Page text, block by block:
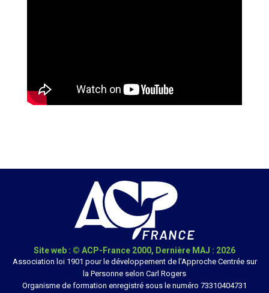
Site web : © ACP-France 2000, Dernière MAJ : 2026
Association loi 1901 pour le développement de l'Approche Centrée sur
la Personne selon Carl Rogers
Organisme de formation enregistré sous le numéro 73310404731